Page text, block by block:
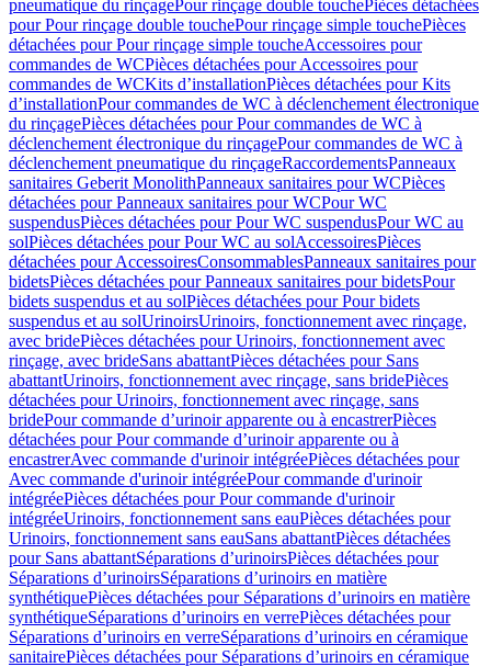
pneumatique du rinçagePour rinçage double touchePièces détachées
pour Pour rinçage double touchePour rinçage simple touchePièces
détachées pour Pour rinçage simple toucheAccessoires pour
commandes de WCPièces détachées pour Accessoires pour
commandes de WCKits d’installationPièces détachées pour Kits
d’installationPour commandes de WC à déclenchement électronique
du rinçagePièces détachées pour Pour commandes de WC à
déclenchement électronique du rinçagePour commandes de WC à
déclenchement pneumatique du rinçageRaccordementsPanneaux
sanitaires Geberit MonolithPanneaux sanitaires pour WCPièces
détachées pour Panneaux sanitaires pour WCPour WC
suspendusPièces détachées pour Pour WC suspendusPour WC au
solPièces détachées pour Pour WC au solAccessoiresPièces
détachées pour AccessoiresConsommablesPanneaux sanitaires pour
bidetsPièces détachées pour Panneaux sanitaires pour bidetsPour
bidets suspendus et au solPièces détachées pour Pour bidets
suspendus et au solUrinoirsUrinoirs, fonctionnement avec rinçage,
avec bridePièces détachées pour Urinoirs, fonctionnement avec
rinçage, avec brideSans abattantPièces détachées pour Sans
abattantUrinoirs, fonctionnement avec rinçage, sans bridePièces
détachées pour Urinoirs, fonctionnement avec rinçage, sans
bridePour commande d’urinoir apparente ou à encastrerPièces
détachées pour Pour commande d’urinoir apparente ou à
encastrerAvec commande d'urinoir intégréePièces détachées pour
Avec commande d'urinoir intégréePour commande d'urinoir
intégréePièces détachées pour Pour commande d'urinoir
intégréeUrinoirs, fonctionnement sans eauPièces détachées pour
Urinoirs, fonctionnement sans eauSans abattantPièces détachées
pour Sans abattantSéparations d’urinoirsPièces détachées pour
Séparations d’urinoirsSéparations d’urinoirs en matière
synthétiquePièces détachées pour Séparations d’urinoirs en matière
synthétiqueSéparations d’urinoirs en verrePièces détachées pour
Séparations d’urinoirs en verreSéparations d’urinoirs en céramique
sanitairePièces détachées pour Séparations d’urinoirs en céramique